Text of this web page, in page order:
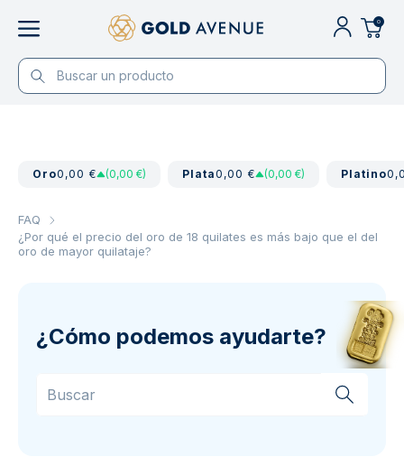
0
Oro0,00 € (0,00 €) Plata0,00 € (0,00 €) Platino
FAQ
¿Por qué el precio del oro de 18 quilates es más bajo que el del
oro de mayor quilataje?
¿Cómo podemos ayudarte?